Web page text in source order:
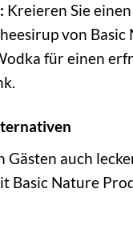
Kreieren Sie
von Basic
für einen
Gästen auch
Basic Nature